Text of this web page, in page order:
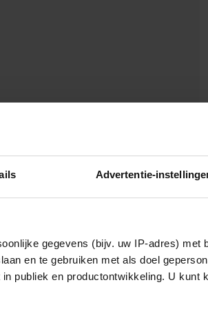
Advertentie-
gegevens (bijv. uw IP-adres) met
en te gebruiken met als doel
publiek en productontwikkeling. U kunt
Diana, de schattige bijnaam